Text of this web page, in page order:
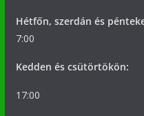
Hétfőn, szerdán és
7:00
Kedden és csütörtökön:
17:00